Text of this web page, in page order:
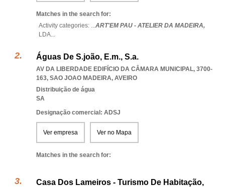
Matches in the search for:
Activity categories: ...ART'EM PAU - ATELIER DA MADEIRA,
LDA...
Águas De S.joão, E.m., S.a.
AV DA LIBERDADE EDIFÍCIO DA CÂMARA MUNICIPAL, 3700-
163, SAO JOAO MADEIRA, AVEIRO
Distribuição de água
SA
Designação comercial: ADSJ
Ver empresa Ver no Mapa
Matches in the search for:
Casa Dos Lameiros - Turismo De Habitação,